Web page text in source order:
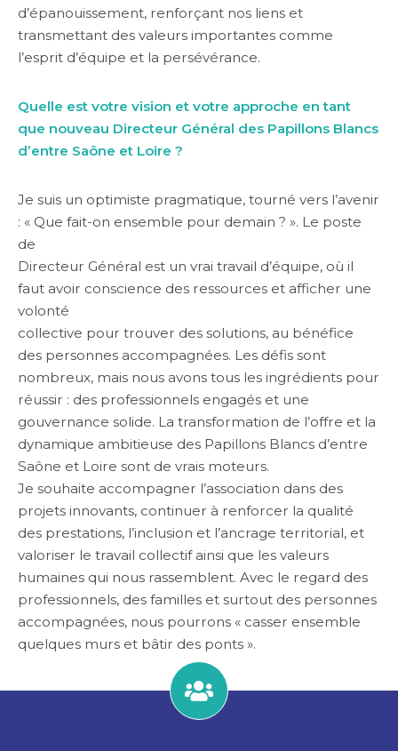
d’épanouissement, renforçant nos liens et
transmettant des valeurs importantes comme
l’esprit d’équipe et la persévérance.
Quelle est votre vision et votre approche en tant
que nouveau Directeur Général des Papillons Blancs
d’entre Saône et Loire ?
Je suis un optimiste pragmatique, tourné vers l’avenir
: « Que fait-on ensemble pour demain ? ». Le poste
de
Directeur Général est un vrai travail d’équipe, où il
faut avoir conscience des ressources et afficher une
volonté
collective pour trouver des solutions, au bénéfice
des personnes accompagnées. Les défis sont
nombreux, mais nous avons tous les ingrédients pour
réussir : des professionnels engagés et une
gouvernance solide. La transformation de l’offre et la
dynamique ambitieuse des Papillons Blancs d’entre
Saône et Loire sont de vrais moteurs.
Je souhaite accompagner l’association dans des
projets innovants, continuer à renforcer la qualité
des prestations, l’inclusion et l’ancrage territorial, et
valoriser le travail collectif ainsi que les valeurs
humaines qui nous rassemblent. Avec le regard des
professionnels, des familles et surtout des personnes
accompagnées, nous pourrons « casser ensemble
quelques murs et bâtir des ponts ».